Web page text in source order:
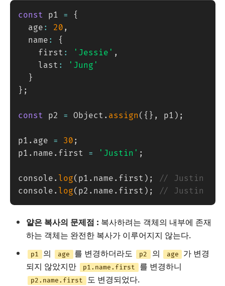
const p1 =
{
  age
: 20 ,
  name
:
{
    first
: 'Jessie' ,
    last
:
'Jung'
}
} ;
const p2 = Object . assign ( { } , p1 ) ;
p1 . age = 30 ;
p1 . name . first = 'Justin' ;
console . log( p1 . name . first ) ;
// Justin
console . log( p2 . name . first ) ; // Justin
얕은 복사의 문제점 : 복사하려는 객체의 내부에 존재
하는 객체는 완전한 복사가 이루어지지 않는다.
p1 의 age 를 변경하더라도 p2 의 age
가 변경
되지 않았지만
p1.name.first 를 변경하니
p2.name.first 도 변경되었다.